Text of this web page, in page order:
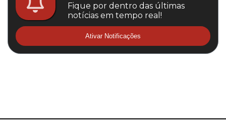
Fique por dentro das últimas
notícias em tempo real!
Ativar Notificações